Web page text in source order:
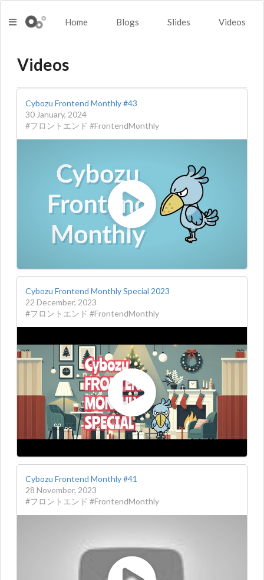
Home Blogs Slides Videos
Videos
Cybozu Frontend Monthly #43
30 January, 2024
#フロントエンド #FrontendMonthly
Cybozu Frontend Monthly Special 2023
22 December, 2023
#フロントエンド #FrontendMonthly
Cybozu Frontend Monthly #41
28 November, 2023
#フロントエンド #FrontendMonthly